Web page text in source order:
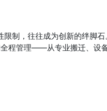
制，往往成为创新的绊脚石
全程管理——从专业搬迁、设